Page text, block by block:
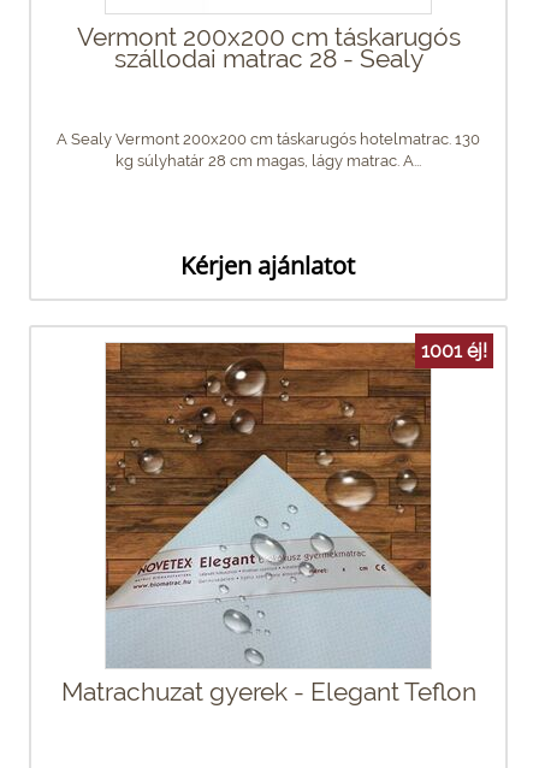
Vermont 200x200 cm táskarugós
szállodai matrac 28 - Sealy
A Sealy Vermont 200x200 cm táskarugós hotelmatrac. 130
kg súlyhatár 28 cm magas, lágy matrac. A...
Kérjen ajánlatot
1001 éj!
Matrachuzat gyerek - Elegant Teflon